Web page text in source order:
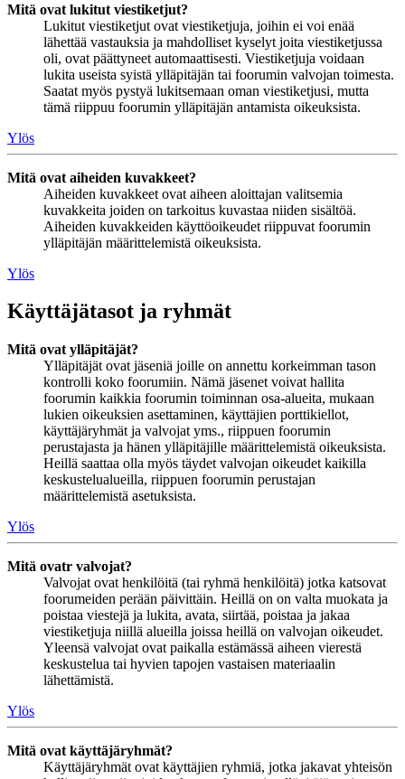
Mitä ovat lukitut viestiketjut?
Lukitut viestiketjut ovat viestiketjuja, joihin ei voi enää
lähettää vastauksia ja mahdolliset kyselyt joita viestiketjussa
oli, ovat päättyneet automaattisesti. Viestiketjuja voidaan
lukita useista syistä ylläpitäjän tai foorumin valvojan toimesta.
Saatat myös pystyä lukitsemaan oman viestiketjusi, mutta
tämä riippuu foorumin ylläpitäjän antamista oikeuksista.
Ylös
Mitä ovat aiheiden kuvakkeet?
Aiheiden kuvakkeet ovat aiheen aloittajan valitsemia
kuvakkeita joiden on tarkoitus kuvastaa niiden sisältöä.
Aiheiden kuvakkeiden käyttöoikeudet riippuvat foorumin
ylläpitäjän määrittelemistä oikeuksista.
Ylös
Käyttäjätasot ja ryhmät
Mitä ovat ylläpitäjät?
Ylläpitäjät ovat jäseniä joille on annettu korkeimman tason
kontrolli koko foorumiin. Nämä jäsenet voivat hallita
foorumin kaikkia foorumin toiminnan osa-alueita, mukaan
lukien oikeuksien asettaminen, käyttäjien porttikiellot,
käyttäjäryhmät ja valvojat yms., riippuen foorumin
perustajasta ja hänen ylläpitäjille määrittelemistä oikeuksista.
Heillä saattaa olla myös täydet valvojan oikeudet kaikilla
keskustelualueilla, riippuen foorumin perustajan
määrittelemistä asetuksista.
Ylös
Mitä ovatr valvojat?
Valvojat ovat henkilöitä (tai ryhmä henkilöitä) jotka katsovat
foorumeiden perään päivittäin. Heillä on on valta muokata ja
poistaa viestejä ja lukita, avata, siirtää, poistaa ja jakaa
viestiketjuja niillä alueilla joissa heillä on valvojan oikeudet.
Yleensä valvojat ovat paikalla estämässä aiheen vierestä
keskustelua tai hyvien tapojen vastaisen materiaalin
lähettämistä.
Ylös
Mitä ovat käyttäjäryhmät?
Käyttäjäryhmät ovat käyttäjien ryhmiä, jotka jakavat yhteisön